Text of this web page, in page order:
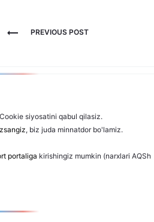
PREVIOUS POST
siyosatini qabul qilasiz.
, biz juda minnatdor bo'lamiz.
portaliga kirishingiz mumkin (narxlari AQSh